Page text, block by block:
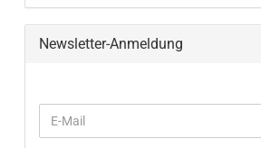
Newsletter-Anmeldung
ZUR
E-
Mail